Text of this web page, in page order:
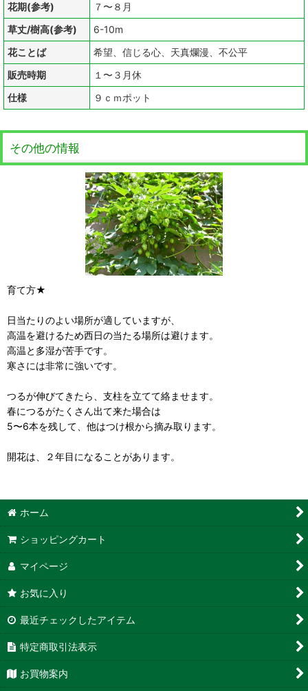
花期(参考)
７〜８月
草丈/樹高(参考)
6-10m
花ことば
希望、信じる心、天真爛漫、不公平
販売時期
１〜３月休
仕様
９ｃｍポット
その他の情報
育て方★
日当たりのよい場所が適していますが、
高温を避けるため西日の当たる場所は避けます。
高温と多湿が苦手です。
寒さには非常に強いです。
つるが伸びてきたら、支柱を立てて絡ませます。
春につるがたくさん出て来た場合は
5〜6本を残して、他はつけ根から摘み取ります。
開花は、２年目になることがあります。
ホーム
ショッピングカート
マイページ
お気に入り
最近チェックしたアイテム
特定商取引法表示
お買物案内